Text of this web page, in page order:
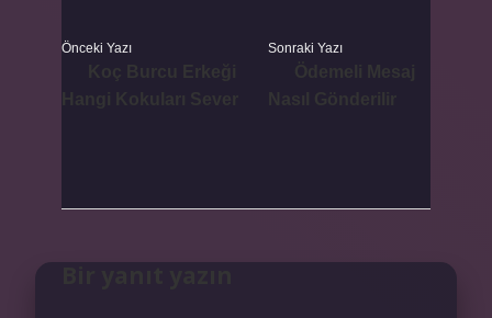
Önceki Yazı Sonraki Yazı